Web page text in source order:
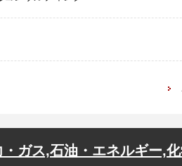
ガス,石油・エネルギー,化